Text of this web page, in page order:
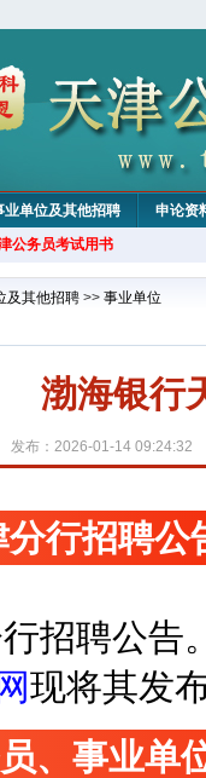
业单位及其他招聘 申论资
公务员考试用书
及其他招聘 >> 事业单位
渤海银行
发布：2026-01-14 09:24:32
行招聘公
招聘公告
现将其发
、事业单